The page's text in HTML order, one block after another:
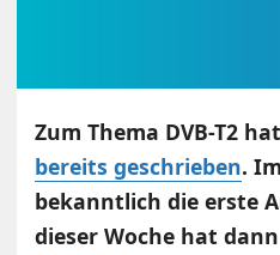
Zum Thema DVB-T2
bereits geschrieben.
bekanntlich die erste
dieser Woche hat